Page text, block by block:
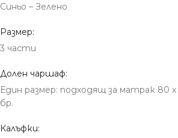
Синьо – Зелено
Размер:
3 части
Долен чаршаф:
Един размер: подходящ за матрак 80 x
бр.
Калъфки: